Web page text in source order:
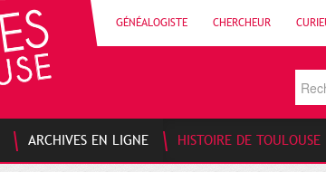
GÉNÉALOGISTE CHERCHEUR
ARCHIVES EN LIGNE HISTOIRE DE TOULOUSE